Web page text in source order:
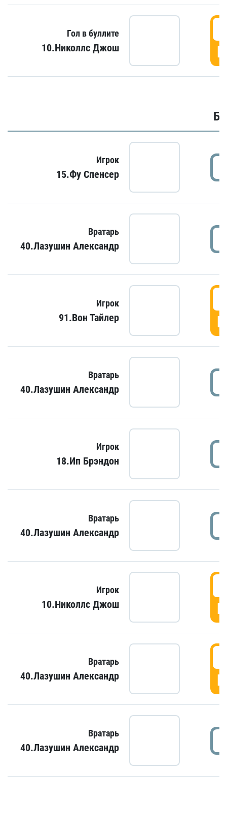
Гол в буллите
10.Николлс Джош
Игрок
15.Фу Спенсер
Вратарь
40.Лазушин Александр
Игрок
91.Вон Тайлер
Вратарь
40.Лазушин Александр
Игрок
18.Ип Брэндон
Вратарь
40.Лазушин Александр
Игрок
10.Николлс Джош
Вратарь
40.Лазушин Александр
Вратарь
40.Лазушин Александр